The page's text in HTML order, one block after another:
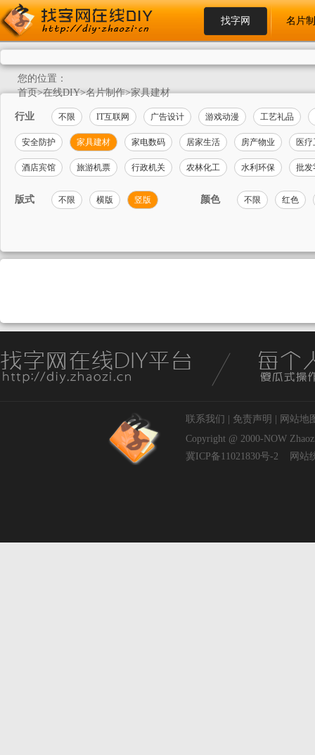
找字网 名片
您的位置：
首页>在线DIY>名片制作>家具建材
行业 不限 IT互联网 广告设计 游戏动漫 工艺礼品
安全防护 家具建材 家电数码 居家生活 房产物业 医
酒店宾馆 旅游机票 行政机关 农林化工 水利环保 批发
版式 不限 横版 竖版 颜色 不限 红色
联系我们 免责声明
网站地
Copyright @ 2000-NOW
冀ICP备11021830号-2
网站